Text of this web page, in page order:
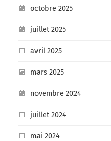
octobre 2025
juillet 2025
avril 2025
mars 2025
novembre 2024
juillet 2024
mai 2024